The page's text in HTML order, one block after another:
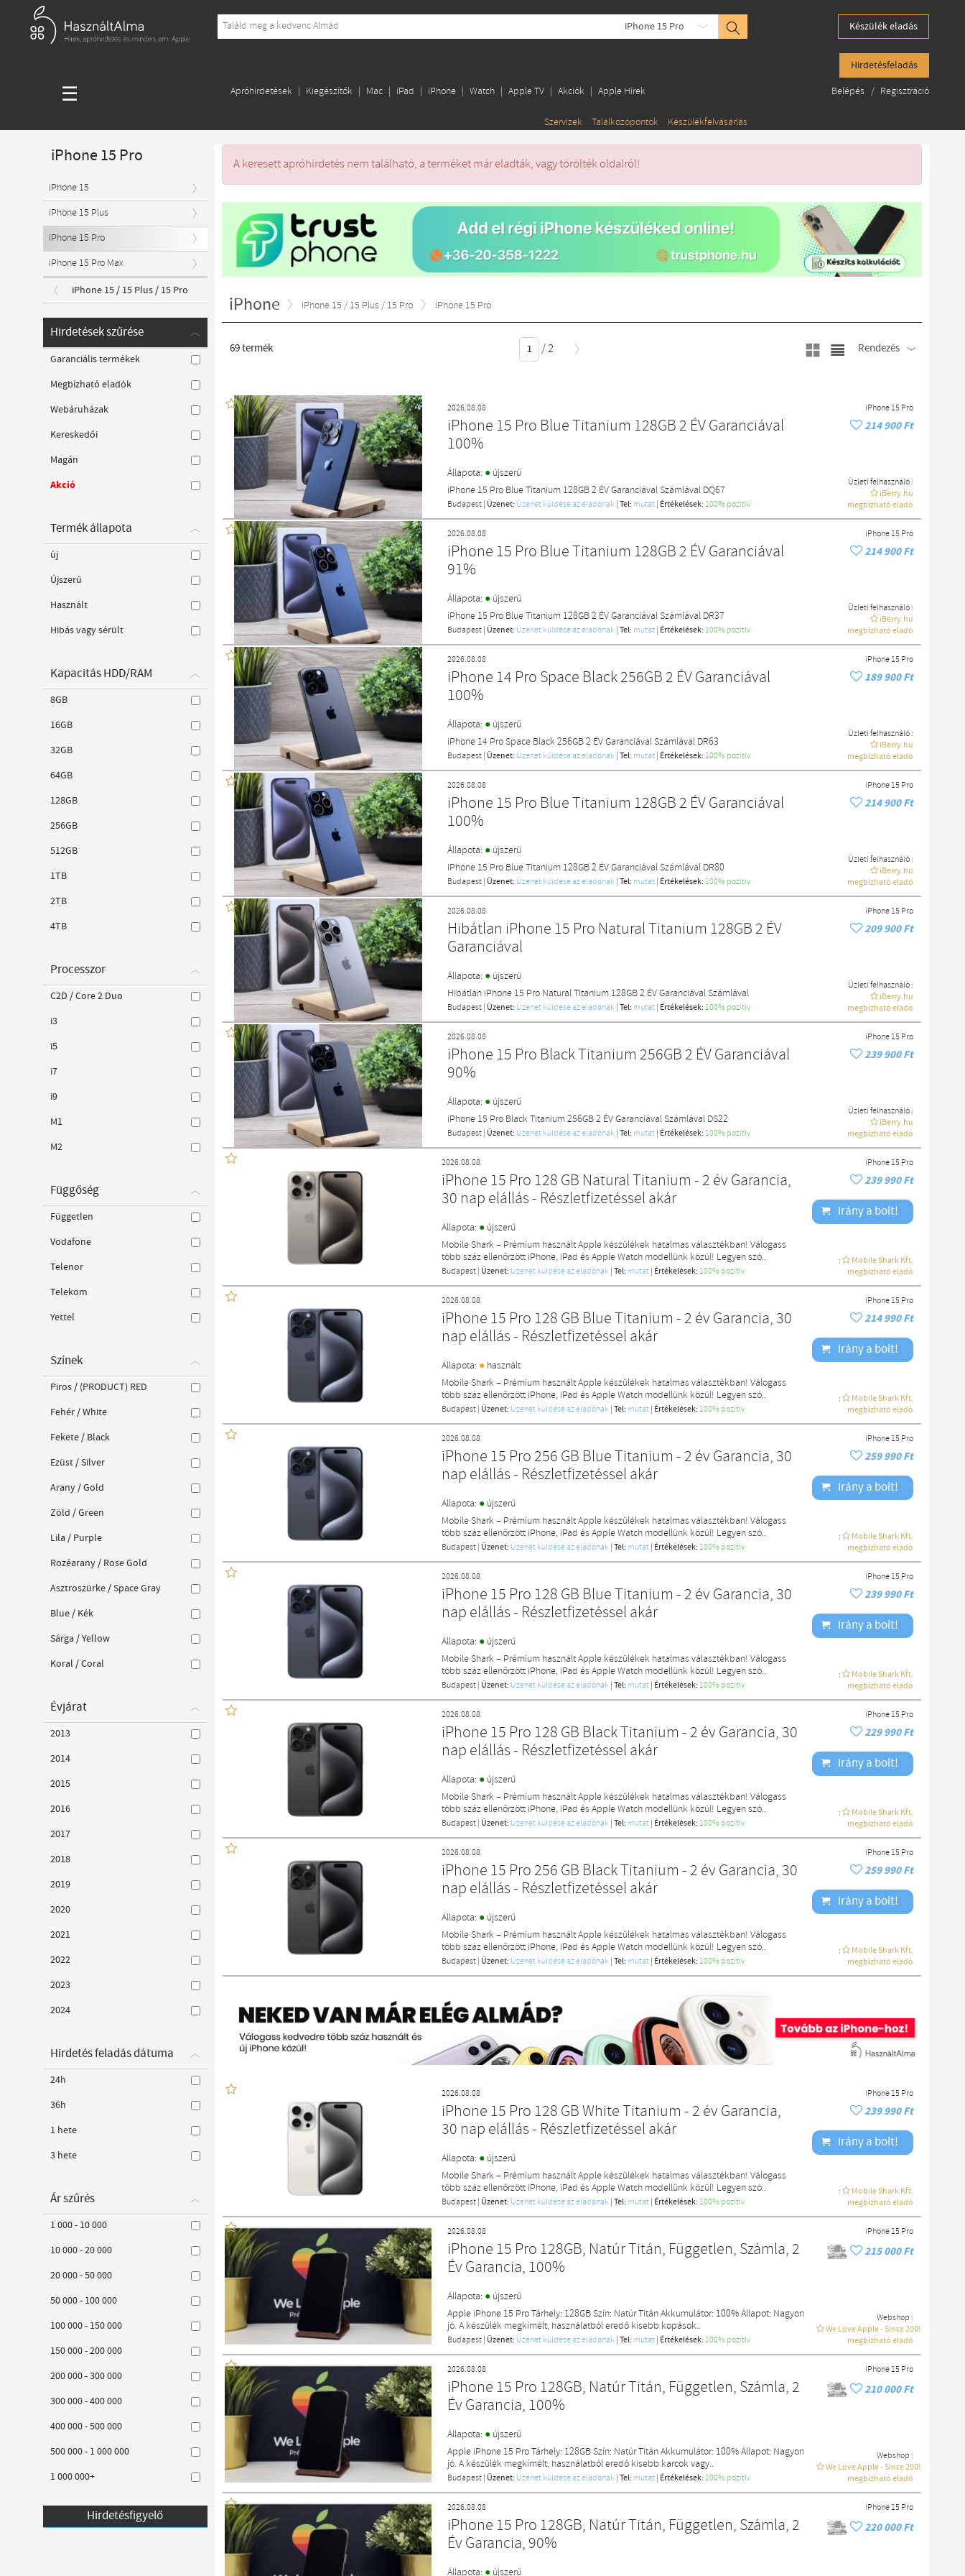
iPhone 15 Pro Készülék eladás
Hirdetésfeladás
☰ Apróhirdetések Kiegészítők Mac iPad iPhone Watch Apple TV Akciók Apple Hírek
Szervizek Találkozópontok Készülékfelvásárlás
Belépés / Regisztráció
A keresett apróhirdetés nem található, a terméket már eladták, vagy törölték oldalról!
iPhone iPhone 15 / 15 Plus / 15 Pro iPhone 15 Pro
69termék /2 Rendezés
2026.08.08
iPhone 15 Pro Blue Titanium 128GB 2 ÉV Garanciával
100%
Állapota: ● újszerű
iPhone 15 Pro Blue Titanium 128GB 2 ÉV Garanciával Számlával DQ67
Budapest | Üzenet: Üzenet küldése az eladónak |Tel: mutat | Értékelések: 100% pozítiv
iPhone 15 Pro
214 900 Ft
Üzleti felhasználó :
iBerry.hu
megbízható eladó
2026.08.08
iPhone 15 Pro Blue Titanium 128GB 2 ÉV Garanciával
91%
Állapota: ● újszerű
iPhone 15 Pro Blue Titanium 128GB 2 ÉV Garanciával Számlával DR37
Budapest | Üzenet: Üzenet küldése az eladónak |Tel: mutat | Értékelések: 100% pozítiv
iPhone 15 Pro
214 900 Ft
Üzleti felhasználó :
iBerry.hu
megbízható eladó
2026.08.08
iPhone 14 Pro Space Black 256GB 2 ÉV Garanciával
100%
Állapota: ● újszerű
iPhone 14 Pro Space Black 256GB 2 ÉV Garanciával Számlával DR63
Budapest | Üzenet: Üzenet küldése az eladónak |Tel: mutat | Értékelések: 100% pozítiv
iPhone 15 Pro
189 900 Ft
Üzleti felhasználó :
iBerry.hu
megbízható eladó
2026.08.08
iPhone 15 Pro Blue Titanium 128GB 2 ÉV Garanciával
100%
Állapota: ● újszerű
iPhone 15 Pro Blue Titanium 128GB 2 ÉV Garanciával Számlával DR80
Budapest | Üzenet: Üzenet küldése az eladónak |Tel: mutat | Értékelések: 100% pozítiv
iPhone 15 Pro
214 900 Ft
Üzleti felhasználó :
iBerry.hu
megbízható eladó
2026.08.08
Hibátlan iPhone 15 Pro Natural Titanium 128GB 2 ÉV
Garanciával
Állapota: ● újszerű
Hibátlan iPhone 15 Pro Natural Titanium 128GB 2 ÉV Garanciával Számlával
Budapest | Üzenet: Üzenet küldése az eladónak |Tel: mutat | Értékelések: 100% pozítiv
iPhone 15 Pro
209 900 Ft
Üzleti felhasználó :
iBerry.hu
megbízható eladó
2026.08.08
iPhone 15 Pro Black Titanium 256GB 2 ÉV Garanciával
90%
Állapota: ● újszerű
iPhone 15 Pro Black Titanium 256GB 2 ÉV Garanciával Számlával DS22
Budapest | Üzenet: Üzenet küldése az eladónak |Tel: mutat | Értékelések: 100% pozítiv
iPhone 15 Pro
239 900 Ft
Üzleti felhasználó :
iBerry.hu
megbízható eladó
2026.08.08
iPhone 15 Pro 128 GB Natural Titanium - 2 év Garancia,
30 nap elállás - Részletfizetéssel akár
Állapota: ● újszerű
Mobile Shark – Prémium használt Apple készülékek hatalmas választékban! Válogass
több száz ellenőrzött iPhone, iPad és Apple Watch modellünk közül! Legyen szó..
Budapest | Üzenet: Üzenet küldése az eladónak |Tel: mutat | Értékelések: 100% pozítiv
iPhone 15 Pro
239 990 Ft
Irány a bolt!
:
Mobile Shark Kft.
megbízható eladó
2026.08.08
iPhone 15 Pro 128 GB Blue Titanium - 2 év Garancia, 30
nap elállás - Részletfizetéssel akár
Állapota: ● használt
Mobile Shark – Prémium használt Apple készülékek hatalmas választékban! Válogass
több száz ellenőrzött iPhone, iPad és Apple Watch modellünk közül! Legyen szó..
Budapest | Üzenet: Üzenet küldése az eladónak |Tel: mutat | Értékelések: 100% pozítiv
iPhone 15 Pro
214 990 Ft
Irány a bolt!
:
Mobile Shark Kft.
megbízható eladó
2026.08.08
iPhone 15 Pro 256 GB Blue Titanium - 2 év Garancia, 30
nap elállás - Részletfizetéssel akár
Állapota: ● újszerű
Mobile Shark – Prémium használt Apple készülékek hatalmas választékban! Válogass
több száz ellenőrzött iPhone, iPad és Apple Watch modellünk közül! Legyen szó..
Budapest | Üzenet: Üzenet küldése az eladónak |Tel: mutat | Értékelések: 100% pozítiv
iPhone 15 Pro
259 990 Ft
Irány a bolt!
:
Mobile Shark Kft.
megbízható eladó
2026.08.08
iPhone 15 Pro 128 GB Blue Titanium - 2 év Garancia, 30
nap elállás - Részletfizetéssel akár
Állapota: ● újszerű
Mobile Shark – Prémium használt Apple készülékek hatalmas választékban! Válogass
több száz ellenőrzött iPhone, iPad és Apple Watch modellünk közül! Legyen szó..
Budapest | Üzenet: Üzenet küldése az eladónak |Tel: mutat | Értékelések: 100% pozítiv
iPhone 15 Pro
239 990 Ft
Irány a bolt!
:
Mobile Shark Kft.
megbízható eladó
2026.08.08
iPhone 15 Pro 128 GB Black Titanium - 2 év Garancia, 30
nap elállás - Részletfizetéssel akár
Állapota: ● újszerű
Mobile Shark – Prémium használt Apple készülékek hatalmas választékban! Válogass
több száz ellenőrzött iPhone, iPad és Apple Watch modellünk közül! Legyen szó..
Budapest | Üzenet: Üzenet küldése az eladónak |Tel: mutat | Értékelések: 100% pozítiv
iPhone 15 Pro
229 990 Ft
Irány a bolt!
:
Mobile Shark Kft.
megbízható eladó
2026.08.08
iPhone 15 Pro 256 GB Black Titanium - 2 év Garancia, 30
nap elállás - Részletfizetéssel akár
Állapota: ● újszerű
Mobile Shark – Prémium használt Apple készülékek hatalmas választékban! Válogass
több száz ellenőrzött iPhone, iPad és Apple Watch modellünk közül! Legyen szó..
Budapest | Üzenet: Üzenet küldése az eladónak |Tel: mutat | Értékelések: 100% pozítiv
iPhone 15 Pro
259 990 Ft
Irány a bolt!
:
Mobile Shark Kft.
megbízható eladó
2026.08.08
iPhone 15 Pro 128 GB White Titanium - 2 év Garancia,
30 nap elállás - Részletfizetéssel akár
Állapota: ● újszerű
Mobile Shark – Prémium használt Apple készülékek hatalmas választékban! Válogass
több száz ellenőrzött iPhone, iPad és Apple Watch modellünk közül! Legyen szó..
Budapest Üzenet: Üzenet küldése az eladónak Tel: mutat Értékelések: 100% pozítiv
iPhone 15 Pro
239 990 Ft
Irány a bolt!
:
Mobile Shark Kft.
megbízható eladó
2026.08.08
iPhone 15 Pro 128GB, Natúr Titán, Független, Számla, 2
Év Garancia, 100%
Állapota: ● újszerű
Apple iPhone 15 Pro Tárhely: 128GB Szín: Natúr Titán Akkumulátor: 100% Állapot: Nagyon
jó. A készülék megkímélt, használatból eredő kisebb kopások..
Budapest Üzenet: Üzenet küldése az eladónak Tel: mutat Értékelések: 100% pozítiv
iPhone 15 Pro
215 000 Ft
Webshop :
We Love Apple - Since 2009
megbízható eladó
2026.08.08
iPhone 15 Pro 128GB, Natúr Titán, Független, Számla, 2
Év Garancia, 100%
Állapota: ● újszerű
Apple iPhone 15 Pro Tárhely: 128GB Szín: Natúr Titán Akkumulátor: 100% Állapot: Nagyon
jó. A készülék megkímélt, használatból eredő kisebb karcok vagy..
Budapest Üzenet: Üzenet küldése az eladónak Tel: mutat Értékelések: 100% pozítiv
iPhone 15 Pro
210 000 Ft
Webshop :
We Love Apple - Since 2009
megbízható eladó
2026.08.08
iPhone 15 Pro 128GB, Natúr Titán, Független, Számla, 2
Év Garancia, 90%
Állapota: ● újszerű
iPhone 15 Pro
220 000 Ft
iPhone 15 Pro
iPhone 15
iPhone 15 Plus
iPhone 15 Pro
iPhone 15 Pro Max
iPhone 15 / 15 Plus / 15 Pro
Hirdetések szűrése
Garanciális termékek
Megbízható eladók
Webáruházak
Kereskedői
Magán
Akció
Termék állapota
új
Újszerű
Használt
Hibás vagy sérült
Kapacitás HDD/RAM
8GB
16GB
32GB
64GB
128GB
256GB
512GB
1TB
2TB
4TB
Processzor
C2D / Core 2 Duo
i3
i5
i7
i9
M1
M2
Függőség
Független
Vodafone
Telenor
Telekom
Yettel
Színek
Piros / (PRODUCT) RED
Fehér / White
Fekete / Black
Ezüst / Silver
Arany / Gold
Zöld / Green
Lila / Purple
Rozéarany / Rose Gold
Asztroszürke / Space Gray
Blue / Kék
Sárga / Yellow
Koral / Coral
Évjárat
2013
2014
2015
2016
2017
2018
2019
2020
2021
2022
2023
2024
Hirdetés feladás dátuma
24h
36h
1 hete
3 hete
Ár szűrés
1 000 - 10 000
10 000 - 20 000
20 000 - 50 000
50 000 - 100 000
100 000 - 150 000
150 000 - 200 000
200 000 - 300 000
300 000 - 400 000
400 000 - 500 000
500 000 - 1 000 000
1 000 000+
Hirdetésfigyelő